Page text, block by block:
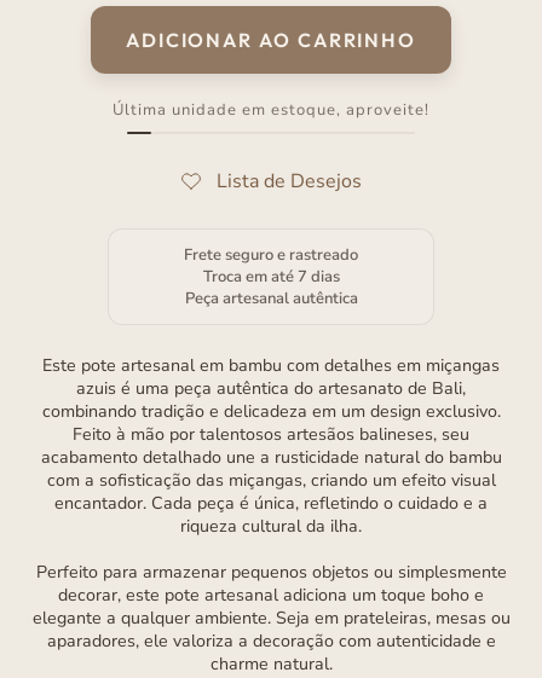
ADICIONAR AO CARRINHO
Última unidade em estoque, aproveite!
Frete seguro e rastreado
Troca em até 7 dias
Peça artesanal autêntica
Este pote artesanal em bambu com detalhes em miçangas
azuis é uma peça autêntica do artesanato de Bali,
combinando tradição e delicadeza em um design exclusivo.
Feito à mão por talentosos artesãos balineses, seu
acabamento detalhado une a rusticidade natural do bambu
com a sofisticação das miçangas, criando um efeito visual
encantador. Cada peça é única, refletindo o cuidado e a
riqueza cultural da ilha.
Perfeito para armazenar pequenos objetos ou simplesmente
decorar, este pote artesanal adiciona um toque boho e
elegante a qualquer ambiente. Seja em prateleiras, mesas ou
aparadores, ele valoriza a decoração com autenticidade e
charme natural.